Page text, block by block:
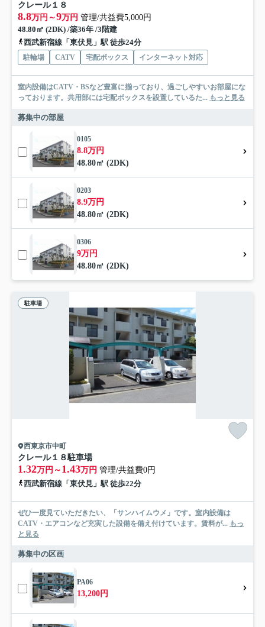
クレール１８
8.8万円～9万円 管理/共益費5,000円
48.80㎡ (2DK) /築36年 /3階建
西武新宿線「東伏見」駅 徒歩24分
駐輪場 CATV 宅配ボックス インターネット対応
室内設備はCATV・BSなど豊富に揃っており、過ごしやすいお部屋にな
っております。共用部には宅配ボックスを設置しているた... もっと見る
募集中の部屋
0105
8.8万円
48.80㎡ (2DK)
0203
8.9万円
48.80㎡ (2DK)
0306
9万円
48.80㎡ (2DK)
駐車場
西東京市中町
クレール１８駐車場
1.32万円～ 1.43万円 管理/共益費0円
西武新宿線「東伏見」駅 徒歩22分
ぜひ一度見ていただきたい、「サンハイムウメ」です。室内設備は
CATV・エアコンなど充実した設備を備え付けています。賃料が... もっ
と見る
募集中の区画
PA06
13,200円